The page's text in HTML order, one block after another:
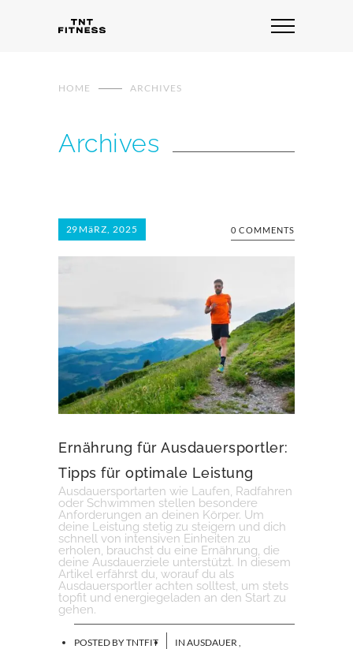
HOME ARCHIVES
Archives
29 MäRZ, 2025 0 COMMENTS
Ernährung für Ausdauersportler:
Tipps für optimale Leistung
Ausdauersportarten wie Laufen, Radfahren
oder Schwimmen stellen besondere
Anforderungen an deinen Körper. Um
deine Leistung stetig zu steigern und dich
schnell von intensiven Einheiten zu
erholen, brauchst du eine Ernährung, die
deine Ausdauerziele unterstützt. In diesem
Artikel erfährst du, worauf du als
Ausdauersportler achten solltest, um stets
topfit und energiegeladen an den Start zu
gehen.
POSTED BYTNTFIT IN AUSDAUER